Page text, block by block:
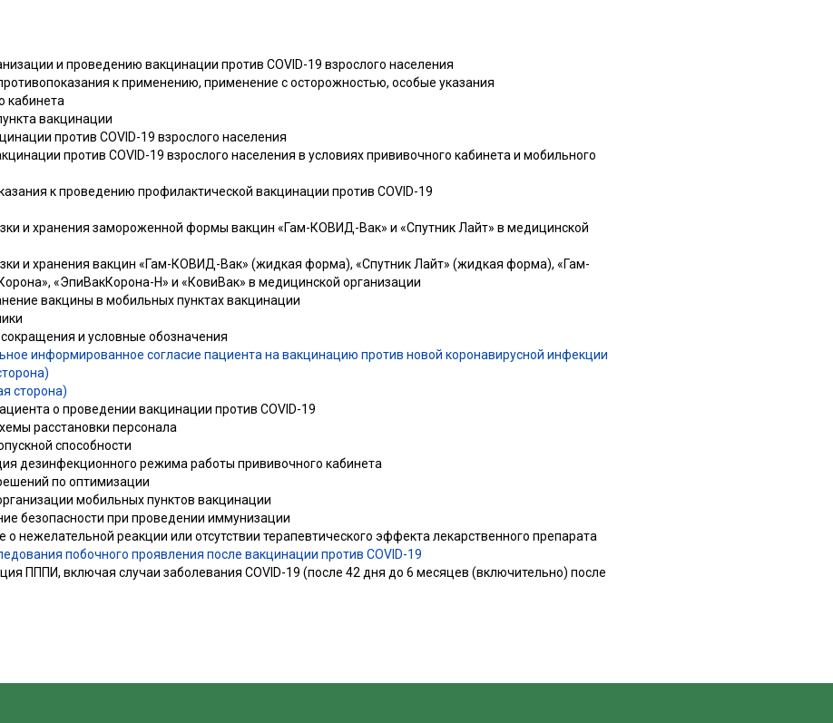
и проведению вакцинации против COVID-19 взрослого населения
к применению, применение с осторожностью, особые указания
кабинета
вакцинации
против COVID-19 взрослого населения
против COVID-19 взрослого населения в условиях прививочного кабинета и мобильного
к проведению профилактической вакцинации против COVID-19
и хранения замороженной формы вакцин «Гам-КОВИД-Вак» и «Спутник Лайт» в медицинской
и хранения вакцин «Гам-КОВИД-Вак» (жидкая форма), «Спутник Лайт» (жидкая форма), «Гам-
«ЭпиВакКорона-Н» и «КовиВак» в медицинской организации
вакцины в мобильных пунктах вакцинации
и условные обозначения
информированное согласие пациента на вакцинацию против новой коронавирусной инфекции
сторона)
о проведении вакцинации против COVID-19
расстановки персонала
способности
дезинфекционного режима работы прививочного кабинета
по оптимизации
мобильных пунктов вакцинации
безопасности при проведении иммунизации
нежелательной реакции или отсутствии терапевтического эффекта лекарственного препарата
побочного проявления после вакцинации против COVID-19
ПППИ, включая случаи заболевания COVID-19 (после 42 дня до 6 месяцев (включительно) после